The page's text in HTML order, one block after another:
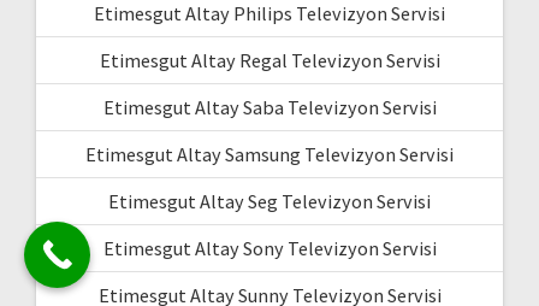
Etimesgut Altay Philips Televizyon Servisi
Etimesgut Altay Regal Televizyon Servisi
Etimesgut Altay Saba Televizyon Servisi
Etimesgut Altay Samsung Televizyon Servisi
Etimesgut Altay Seg Televizyon Servisi
Etimesgut Altay Sony Televizyon Servisi
Etimesgut Altay Sunny Televizyon Servisi